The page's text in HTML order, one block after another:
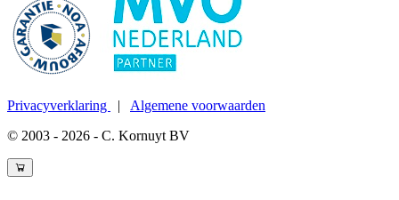
Privacyverklaring | Algemene voorwaarden
© 2003 - 2026 - C. Kornuyt BV